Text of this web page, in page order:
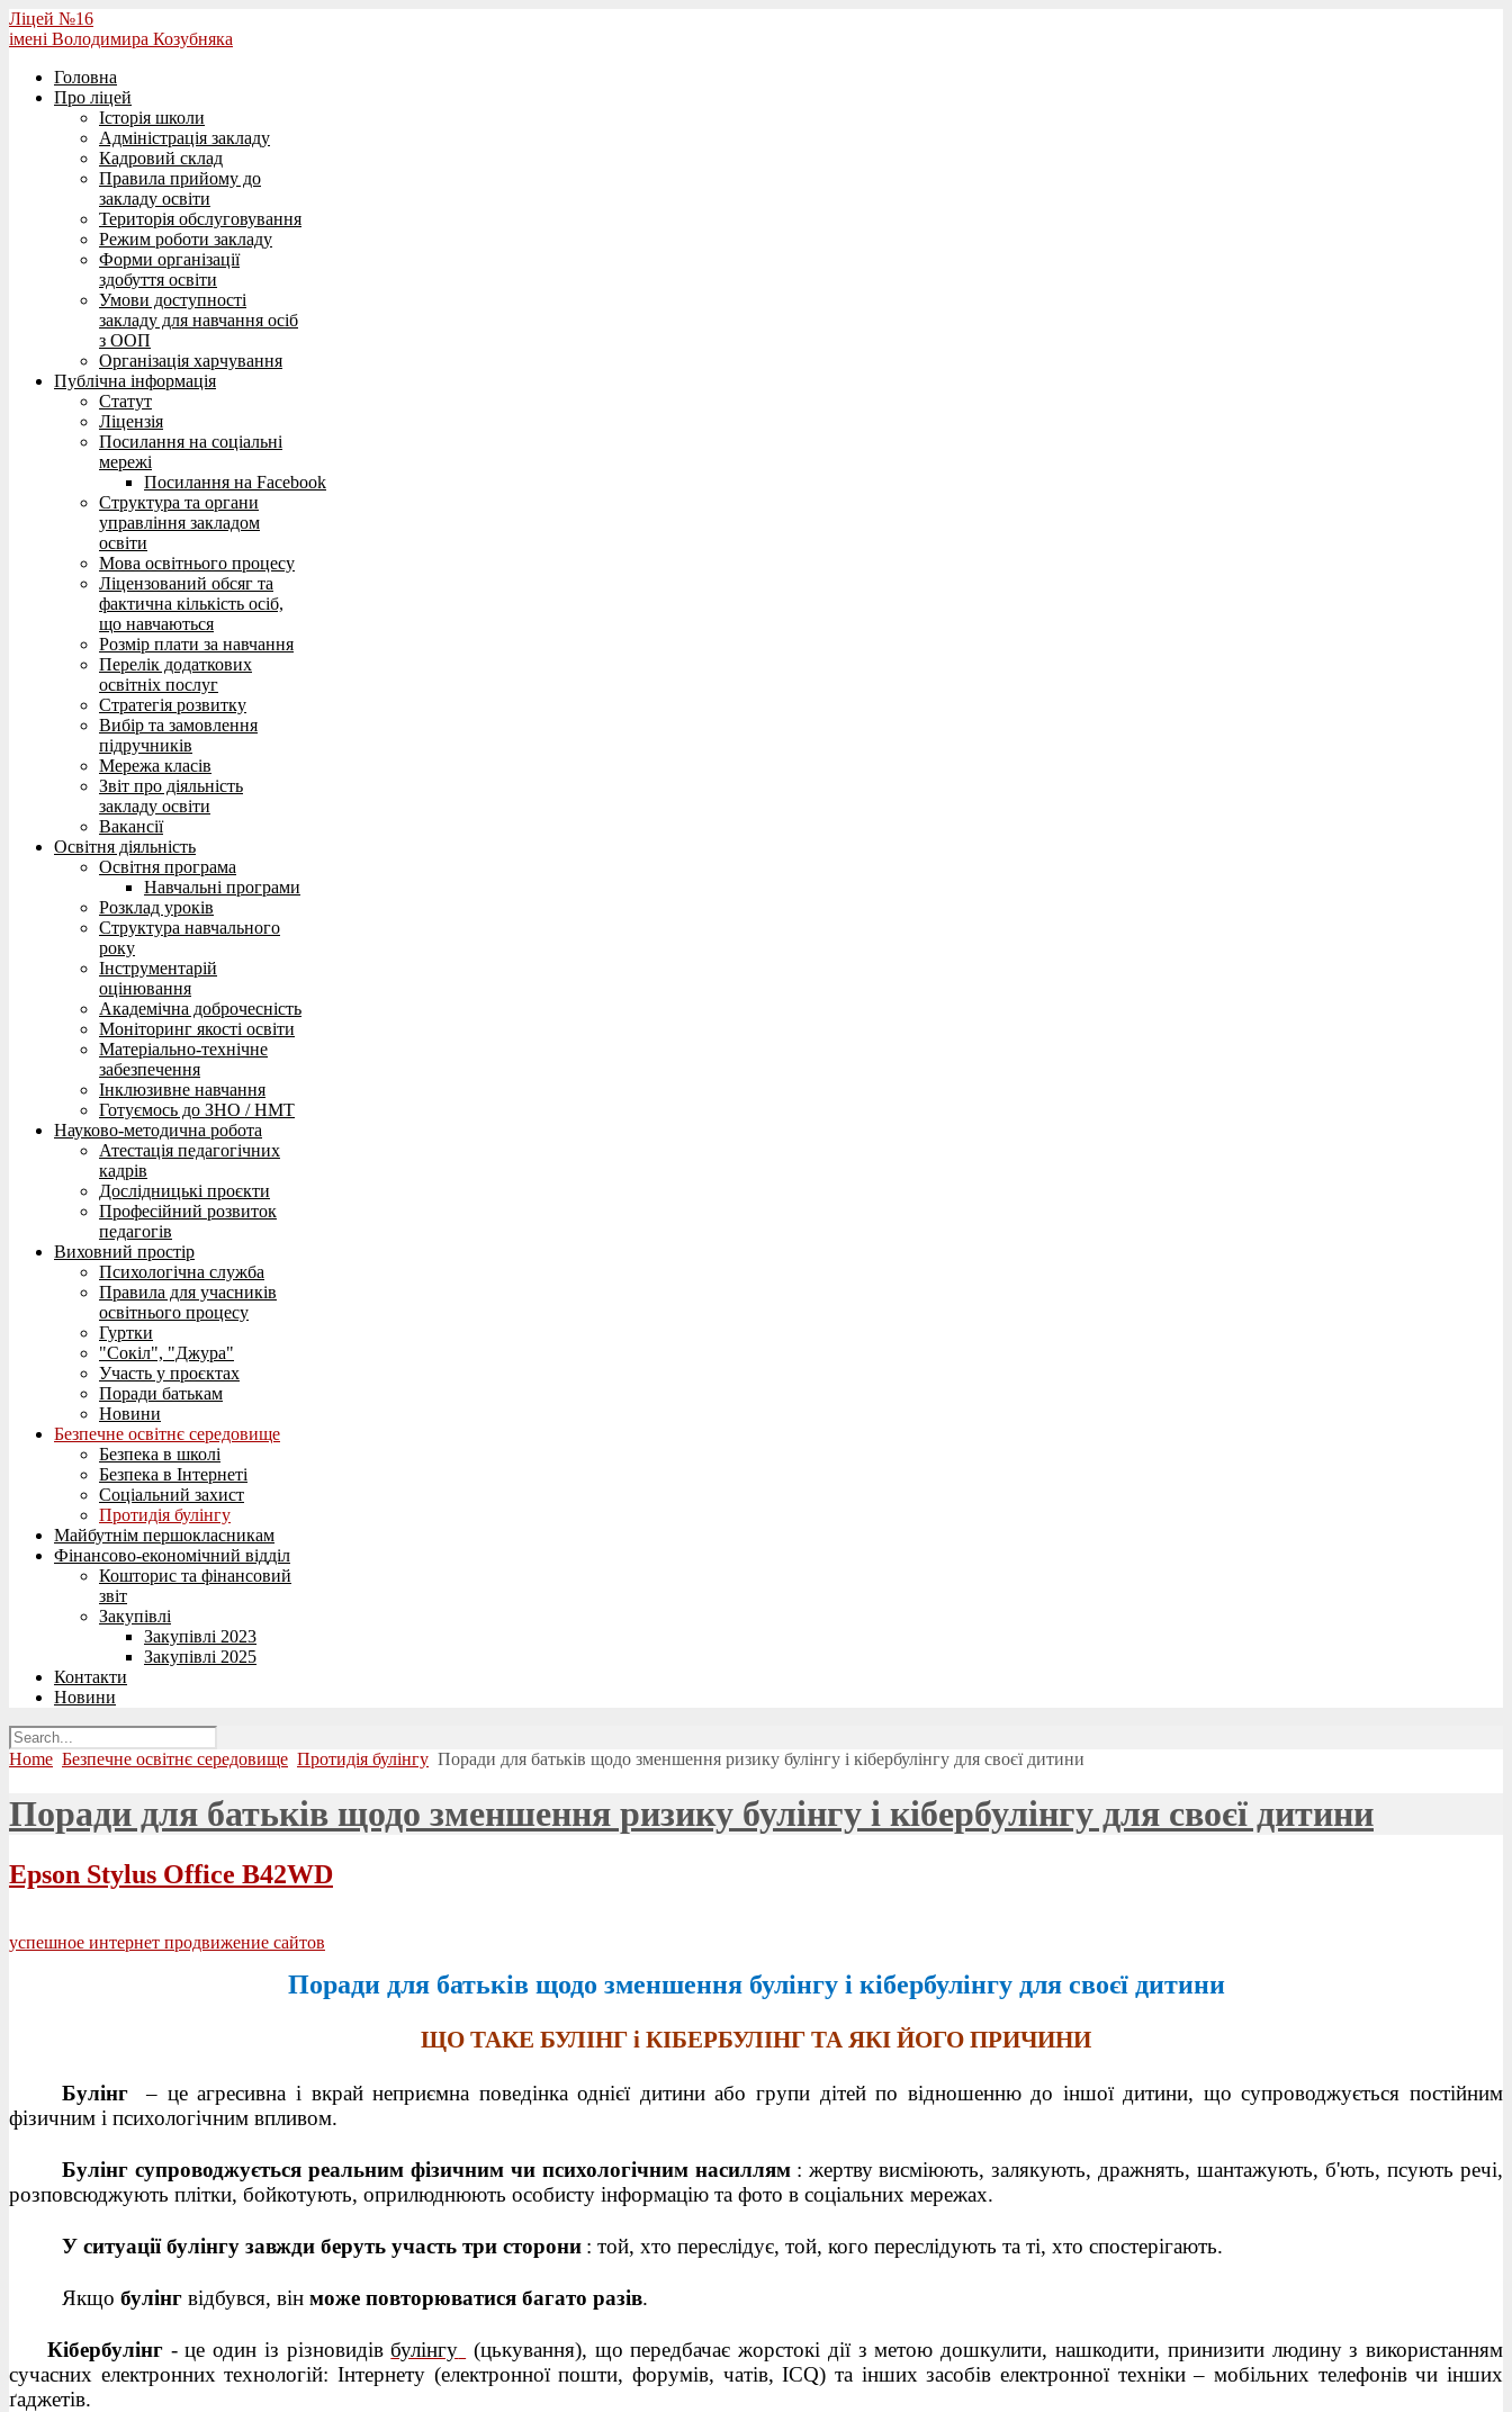
Ліцей №16
імені Володимира Козубняка
Головна
Про ліцей
Історія школи
Адміністрація закладу
Кадровий склад
Правила прийому до
закладу освіти
Територія обслуговування
Режим роботи закладу
Форми організації
здобуття освіти
Умови доступності
закладу для навчання осіб
з ООП
Організація харчування
Публічна інформація
Статут
Ліцензія
Посилання на соціальні
мережі
Посилання на Facebook
Структура та органи
управління закладом
освіти
Мова освітнього процесу
Ліцензований обсяг та
фактична кількість осіб,
що навчаються
Розмір плати за навчання
Перелік додаткових
освітніх послуг
Стратегія розвитку
Вибір та замовлення
підручників
Мережа класів
Звіт про діяльність
закладу освіти
Вакансії
Освітня діяльність
Освітня програма
Навчальні програми
Розклад уроків
Структура навчального
року
Інструментарій
оцінювання
Академічна доброчесність
Моніторинг якості освіти
Матеріально-технічне
забезпечення
Інклюзивне навчання
Готуємось до ЗНО / НМТ
Науково-методична робота
Атестація педагогічних
кадрів
Дослідницькі проєкти
Професійний розвиток
педагогів
Виховний простір
Психологічна служба
Правила для учасників
освітнього процесу
Гуртки
"Сокіл", "Джура"
Участь у проєктах
Поради батькам
Новини
Безпечне освітнє середовище
Безпека в школі
Безпека в Інтернеті
Соціальний захист
Протидія булінгу
Майбутнім першокласникам
Фінансово-економічний відділ
Кошторис та фінансовий
звіт
Закупівлі
Закупівлі 2023
Закупівлі 2025
Контакти
Новини
Home Безпечне освітнє середовище Протидія булінгу Поради для батьків щодо зменшення ризику булінгу і кібербулінгу для своєї дитини
Поради для батьків щодо зменшення ризику булінгу і кібербулінгу для своєї дитини
Epson Stylus Office B42WD
успешное интернет продвижение сайтов
Поради для батьків щодо зменшення булінгу і кібербулінгу для своєї дитини
ЩО ТАКЕ БУЛІНГ і КІБЕРБУЛІНГ ТА ЯКІ ЙОГО ПРИЧИНИ
Булінг
– це агресивна і вкрай неприємна поведінка однієї дитини або групи дітей по відношенню до іншої дитини, що супроводжується постійним
фізичним і психологічним впливом.
Булінг супроводжується реальним фізичним чи психологічним насиллям : жертву висміюють, залякують, дражнять, шантажують, б'ють, псують речі,
розповсюджують плітки, бойкотують, оприлюднюють особисту інформацію та фото в соціальних мережах.
У ситуації булінгу завжди беруть участь три сторони : той, хто переслідує, той, кого переслідують та ті, хто спостерігають.
Якщобулінг відбувся, вінможе повторюватися багато разів.
Кібербулінг - це один із різновидівбулінгу
(цькування), що передбачає жорстокі дії з метою дошкулити, нашкодити, принизити людину з використанням
сучасних електронних технологій: Інтернету (електронної пошти, форумів, чатів, ICQ) та інших засобів електронної техніки – мобільних телефонів чи інших
ґаджетів.